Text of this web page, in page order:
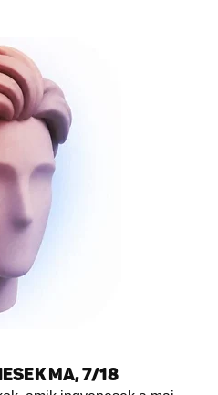
MA, 7/18